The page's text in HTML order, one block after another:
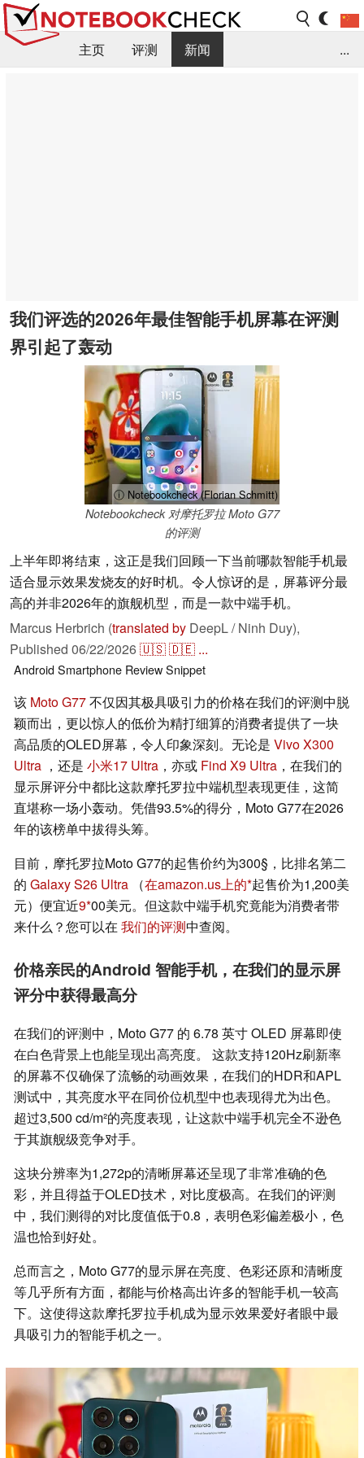
主页 评测
新闻
...
我们评选的2026年最佳智能手机屏幕在评测
界引起了轰动
ⓘ Notebookcheck (Florian Schmitt)
Notebookcheck 对摩托罗拉 Moto G77
的评测
上半年即将结束，这正是我们回顾一下当前哪款智能手机最
适合显示效果发烧友的好时机。令人惊讶的是，屏幕评分最
高的并非2026年的旗舰机型，而是一款中端手机。
Marcus Herbrich (translated by DeepL / Ninh Duy),
Published 06/22/2026🇺🇸🇩🇪 ...
AndroidSmartphone Review Snippet
该 Moto G77不仅因其极具吸引力的价格在我们的评测中脱
颖而出，更以惊人的低价为精打细算的消费者提供了一块
高品质的OLED屏幕，令人印象深刻。无论是 Vivo X300
Ultra ，还是 小米17 Ultra ，亦或 Find X9 Ultra ，在我们的
显示屏评分中都比这款摩托罗拉中端机型表现更佳，这简
直堪称一场小轰动。凭借93.5%的得分，Moto G77在2026
年的该榜单中拔得头筹。
目前，摩托罗拉Moto G77的起售价约为300§，比排名第二
的 Galaxy S26 Ultra （在amazon.us上的 起售价为1,200美
元）便宜近9 00美元。但这款中端手机究竟能为消费者带
来什么？您可以在 我们的评测中查阅。
价格亲民的Android 智能手机，在我们的显示屏
评分中获得最高分
在我们的评测中，Moto G77 的 6.78 英寸 OLED 屏幕即使
在白色背景上也能呈现出高亮度。 这款支持120Hz刷新率
的屏幕不仅确保了流畅的动画效果，在我们的HDR和APL
测试中，其亮度水平在同价位机型中也表现得尤为出色。
超过3,500 cd/m²的亮度表现，让这款中端手机完全不逊色
于其旗舰级竞争对手。
这块分辨率为1,272p的清晰屏幕还呈现了非常准确的色
彩，并且得益于OLED技术，对比度极高。在我们的评测
中，我们测得的对比度值低于0.8，表明色彩偏差极小，色
温也恰到好处。
总而言之，Moto G77的显示屏在亮度、色彩还原和清晰度
等几乎所有方面，都能与价格高出许多的智能手机一较高
下。这使得这款摩托罗拉手机成为显示效果爱好者眼中最
具吸引力的智能手机之一。